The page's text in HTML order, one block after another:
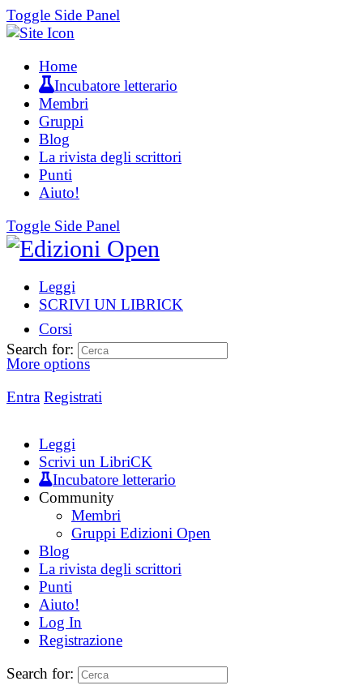
Toggle Side Panel
Home
Incubatore letterario
Membri
Gruppi
Blog
La rivista degli scrittori
Punti
Aiuto!
Toggle Side Panel
Leggi
SCRIVI UN LIBRICK
Corsi
More options
Entra Registrati
Search for:
Leggi
Scrivi un LibriCK
Incubatore letterario
Community
Membri
Gruppi Edizioni Open
Blog
La rivista degli scrittori
Punti
Aiuto!
Log In
Registrazione
Search for: